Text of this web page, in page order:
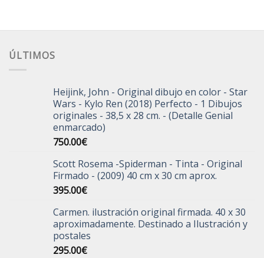
ÚLTIMOS
Heijink, John - Original dibujo en color - Star
Wars - Kylo Ren (2018) Perfecto - 1 Dibujos
originales - 38,5 x 28 cm. - (Detalle Genial
enmarcado)
750.00€
Scott Rosema -Spiderman - Tinta - Original
Firmado - (2009) 40 cm x 30 cm aprox.
395.00€
Carmen. ilustración original firmada. 40 x 30
aproximadamente. Destinado a Ilustración y
postales
295.00€